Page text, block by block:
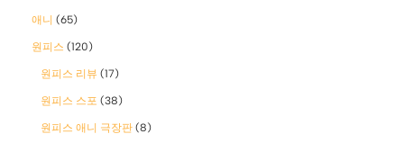
애니 (65)
원피스 (120)
원피스 리뷰 (17)
원피스 스포 (38)
원피스 애니 극장판 (8)